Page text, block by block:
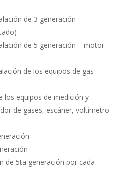
de 3 generación
de 5 generación – motor
de los equipos de gas
los equipos de medición y
de gases, escáner, voltímetro
de 5ta generación por cada